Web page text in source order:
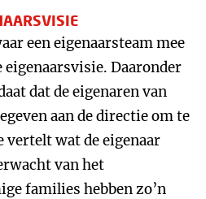
een eigenaarsteam mee
eigenaarsvisie. Daaronder
dat de eigenaren van
aan de directie om te
vertelt wat de eigenaar
van het
families hebben zo’n